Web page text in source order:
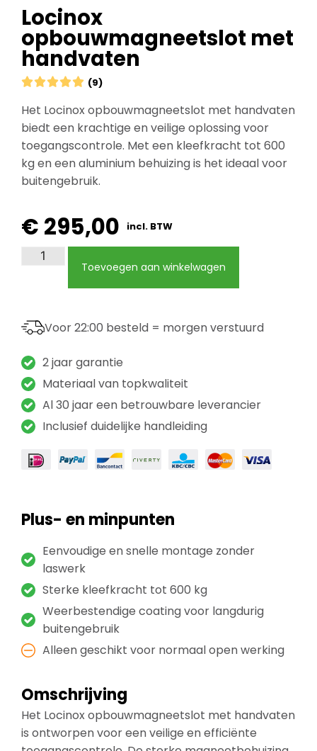
Locinox
opbouwmagneetslot met
handvaten
 (9)
Het Locinox opbouwmagneetslot met handvaten
biedt een krachtige en veilige oplossing voor
toegangscontrole. Met een kleefkracht tot 600
kg en een aluminium behuizing is het ideaal voor
buitengebruik.
€ 295,00 incl. BTW
Toevoegen aan winkelwagen
Voor 22:00 besteld = morgen verstuurd
2 jaar garantie
Materiaal van topkwaliteit
Al 30 jaar een betrouwbare leverancier
Inclusief duidelijke handleiding
Plus- en minpunten
Eenvoudige en snelle montage zonder
laswerk
Sterke kleefkracht tot 600 kg
Weerbestendige coating voor langdurig
buitengebruik
Alleen geschikt voor normaal open werking
Omschrijving
Het Locinox opbouwmagneetslot met handvaten
is ontworpen voor een veilige en efficiënte